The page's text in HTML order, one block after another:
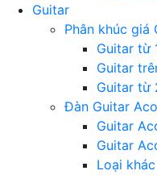
Guitar
Phân khúc giá
Guitar từ
Guitar
Guitar từ
Đàn Guitar
Guitar
Guitar
Loại khác